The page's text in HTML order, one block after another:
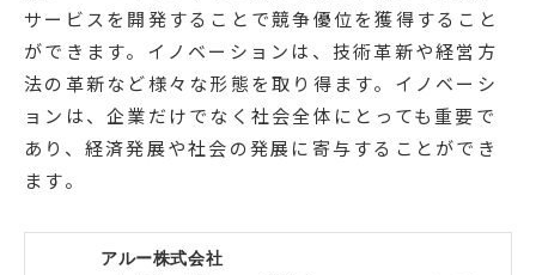
サービスを開発することで競争優位を獲得すること
ができます。イノベーションは、技術革新や経営方
法の革新など様々な形態を取り得ます。イノベーシ
ョンは、企業だけでなく社会全体にとっても重要で
あり、経済発展や社会の発展に寄与することができ
ます。
アルー株式会社